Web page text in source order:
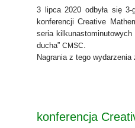
3 lip­ca 2020 odby­ła się 3-
kon­fe­ren­cji Cre­ati­ve
seria
ducha” CMSC.
Nagra­nia z tego
konferencja